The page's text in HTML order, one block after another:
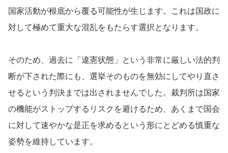
国家活動が根底から覆る可能性が生じます。これは国政に
対して極めて重大な混乱をもたらす選択となります。
そのため、過去に「違憲状態」という非常に厳しい法的判
断が下された際にも、選挙そのものを無効にしてやり直さ
せるという判決までは出されませんでした。裁判所は国家
の機能がストップするリスクを避けるため、あくまで国会
に対して速やかな是正を求めるという形にとどめる慎重な
姿勢を維持しています。